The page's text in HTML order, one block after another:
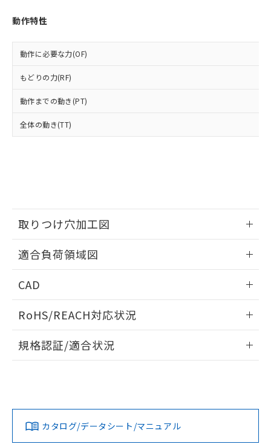
動作特性
動作に必要な力(OF)
もどりの力(RF)
動作までの動き(PT)
全体の動き(TT)
取りつけ穴加工図
適合負荷領域図
CAD
ドすることができます。
ログイン/会員登録
ダウンロードデータをご利用いただく前に、以下を必ずお読
みください。
ソフトウェアの使用条件
RoHS/REACH対応状況
EU RoHS 注意事項・凡例
対応済み
規格認証/適合状況
カタログ/データシート/マニュアル
示しないようお願いします。
マイパーツ機能（部品リスト作成サー
メンバーズにご登録されている必要が
あります。
お客様が当ウェブサイト上で当社にご
登録された部品リストについて、当社
用者の範囲」に記載されている法人を
指します。
部品在庫の切り替え状況などにより、予定
るもので、過去に遡って非含有を証明する
ものではありません。
また、RoHS指令のフタル酸エステル類４
物質の対応では、対応完了までの期間は出
荷製品に未対応品が混在することから備考
り、2022年1月12日より割愛しておりま
す。
準値以下であることを示します。
「10」：通常の使用状況下において有害物
及ぼさない年数を意味します。
い合わせください。
該第三者に通知します。また当社は、
販売先および販売に係わる関係者が違
り引きをいたしません。
空
白